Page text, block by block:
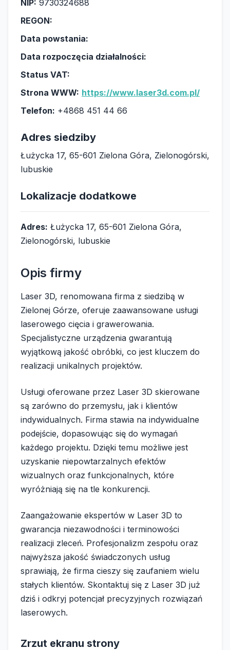
NIP: 9730324688
REGON:
Data powstania:
Data rozpoczęcia działalności:
Status VAT:
Strona WWW: https://www.laser3d.com.pl/
Telefon: +4868 451 44 66
Adres siedziby
Łużycka 17, 65-601 Zielona Góra, Zielonogórski,
lubuskie
Lokalizacje dodatkowe
Adres: Łużycka 17, 65-601 Zielona Góra,
Zielonogórski, lubuskie
Opis firmy
Laser 3D, renomowana firma z siedzibą w
Zielonej Górze, oferuje zaawansowane usługi
laserowego cięcia i grawerowania.
Specjalistyczne urządzenia gwarantują
wyjątkową jakość obróbki, co jest kluczem do
realizacji unikalnych projektów.
Usługi oferowane przez Laser 3D skierowane
są zarówno do przemysłu, jak i klientów
indywidualnych. Firma stawia na indywidualne
podejście, dopasowując się do wymagań
każdego projektu. Dzięki temu możliwe jest
uzyskanie niepowtarzalnych efektów
wizualnych oraz funkcjonalnych, które
wyróżniają się na tle konkurencji.
Zaangażowanie ekspertów w Laser 3D to
gwarancja niezawodności i terminowości
realizacji zleceń. Profesjonalizm zespołu oraz
najwyższa jakość świadczonych usług
sprawiają, że firma cieszy się zaufaniem wielu
stałych klientów. Skontaktuj się z Laser 3D już
dziś i odkryj potencjał precyzyjnych rozwiązań
laserowych.
Zrzut ekranu strony